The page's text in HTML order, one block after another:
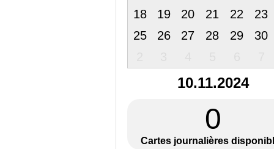
18
19 20 21 22
23
25
26 27 28 29
30
10.11.2024
0
Cartes journalières